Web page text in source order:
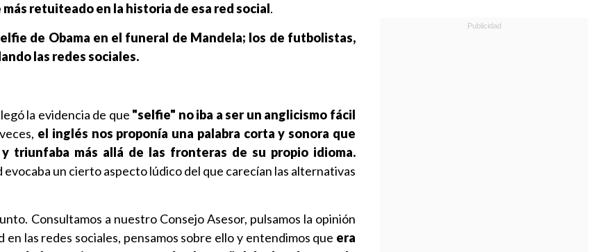
retuiteado en la historia de esa red social.
de Obama en el funeral de Mandela; los de futbolistas,
las redes sociales.
la evidencia de que "selfie" no iba a ser un anglicismo fácil
el inglés nos proponía una palabra corta y sonora que
triunfaba más allá de las fronteras de su propio idioma.
evocaba un cierto aspecto lúdico del que carecían las alternativas
Consultamos a nuestro Consejo Asesor, pulsamos la opinión
las redes sociales, pensamos sobre ello y entendimos que era